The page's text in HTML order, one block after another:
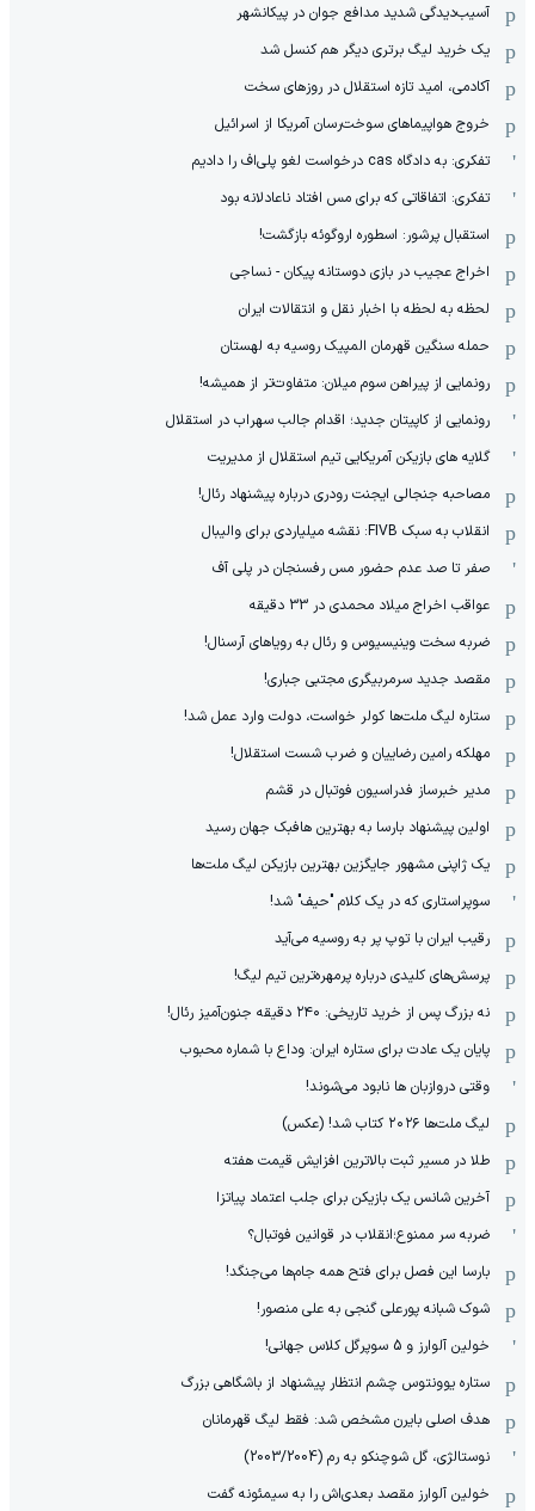
آسیب‌دیدگی شدید مدافع جوان در پیکانشهر
یک خرید لیگ برتری دیگر هم کنسل شد
آکادمی، امید تازه استقلال در روزهای سخت
خروج هواپیماهای سوخت‌رسان آمریکا از اسرائیل
تفکری: به دادگاه cas درخواست لغو پلی‌اف را دادیم
تفکری: اتفاقاتی که برای مس افتاد ناعادلانه بود
استقبال پرشور: اسطوره اروگوئه بازگشت!
اخراج عجیب در بازی دوستانه پیکان - نساجی
لحظه به لحظه با اخبار نقل و انتقالات ایران
حمله سنگین قهرمان المپیک روسیه به لهستان
رونمایی از پیراهن سوم میلان: متفاوت‌تر از همیشه!
رونمایی از کاپیتان جدید؛ اقدام جالب سهراب در استقلال
گلایه های بازیکن آمریکایی تیم استقلال از مدیریت
مصاحبه جنجالی ایجنت رودری درباره پیشنهاد رئال!
انقلاب به سبک FIVB: نقشه میلیاردی برای والیبال
صفر تا صد عدم حضور مس رفسنجان در پلی آف
عواقب اخراج میلاد محمدی در 33 دقیقه
ضربه سخت وینیسیوس و رئال به رویاهای آرسنال!
مقصد جدید سرمربیگری مجتبی جباری!
ستاره لیگ ملت‌ها کولر خواست، دولت وارد عمل شد!
مهلکه رامین رضاییان و ضرب شست استقلال!
مدیر خبرساز فدراسیون فوتبال در قشم
اولین پیشنهاد بارسا به بهترین هافبک جهان رسید
یک ژاپنی مشهور جایگزین بهترین بازیکن لیگ ملت‌ها
سوپراستاری که در یک کلام "حیف" شد!
رقیب ایران با توپ پر به روسیه می‌آید
پرسش‌های کلیدی درباره پرمهره‌ترین تیم لیگ!
نه بزرگ پس از خرید تاریخی: ۲۴۰ دقیقه جنون‌آمیز رئال!
پایان یک عادت برای ستاره ایران: وداع با شماره محبوب
وقتی دروازبان ها نابود می‌شوند!
لیگ ملت‌ها ٢٠٢۶ کتاب شد! (عکس)
طلا در مسیر ثبت بالاترین افزایش قیمت هفته
آخرین شانس یک بازیکن برای جلب اعتماد پیاتزا
ضربه سر ممنوع؛انقلاب در قوانین فوتبال؟
بارسا این فصل برای فتح همه جام‌ها می‌جنگد!
شوک شبانه پورعلی گنجی به علی منصور!
خولین آلوارز و 5 سوپرگل کلاس جهانی!
ستاره یوونتوس چشم انتظار پیشنهاد از باشگاهی بزرگ
هدف اصلی بایرن مشخص شد: فقط لیگ قهرمانان
نوستالژی، گل شوچنکو به رم (2003/2004)
خولین آلوارز مقصد بعدی‌اش را به سیمئونه گفت